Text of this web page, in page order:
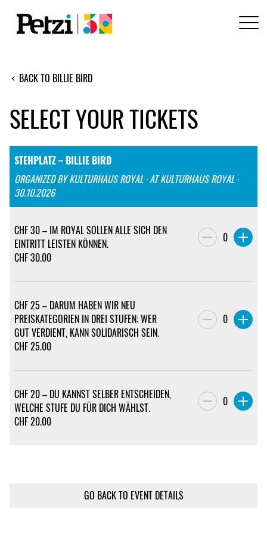
BACK TO BILLIE BIRD
SELECT YOUR TICKETS
STEHPLATZ – BILLIE BIRD
ORGANIZED BY KULTURHAUS ROYAL · AT KULTURHAUS ROYAL ·
30.10.2026
CHF 30 – IM ROYAL SOLLEN ALLE SICH DEN
EINTRITT LEISTEN KÖNNEN.
CHF30.00
0
CHF 25 – DARUM HABEN WIR NEU
PREISKATEGORIEN IN DREI STUFEN: WER
GUT VERDIENT, KANN SOLIDARISCH SEIN.
CHF25.00
0
CHF 20 – DU KANNST SELBER ENTSCHEIDEN,
WELCHE STUFE DU FÜR DICH WÄHLST.
CHF20.00
0
GO BACK TO EVENT DETAILS